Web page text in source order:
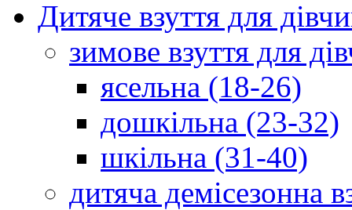
Дитяче взуття для
зимове взуття для
ясельна (18-26)
дошкільна (23-32)
шкільна (31-40)
дитяча демісезонна